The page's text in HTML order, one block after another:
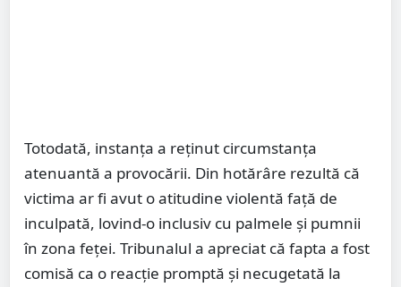
Totodată, instanța a reținut circumstanța
atenuantă a provocării. Din hotărâre rezultă că
victima ar fi avut o atitudine violentă față de
inculpată, lovind-o inclusiv cu palmele și pumnii
în zona feței. Tribunalul a apreciat că fapta a fost
comisă ca o reacție promptă și necugetată la